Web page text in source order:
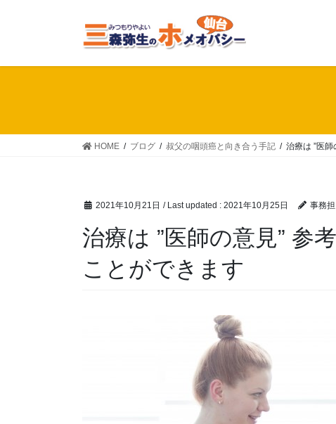
HOME ブログ 叔父の咽頭癌と向き合う手記 治療は ”医
2021年10月21日 / Last updated : 2021年10月25日 事務
治療は ”医師の意見” 参
ことができます